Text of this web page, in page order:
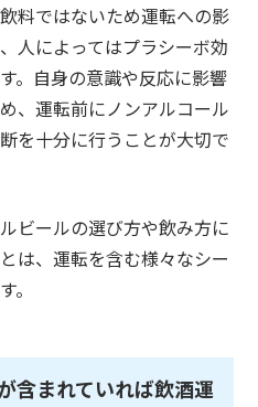
料ではないため運転への影
人によってはプラシーボ効
。自身の意識や反応に影響
、運転前にノンアルコール
を十分に行うことが大切で
ビールの選び方や飲み方に
は、運転を含む様々なシー
。
含まれていれば飲酒運